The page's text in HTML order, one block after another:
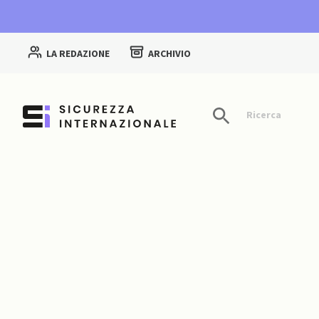
LA REDAZIONE ARCHIVIO
Ricerca